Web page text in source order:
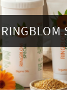
RINGBLOM